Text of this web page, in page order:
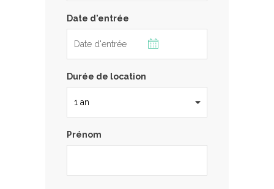
Date d'entrée
Durée de location
Prénom